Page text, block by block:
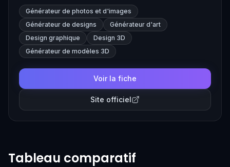
creative process for games.
Générateur de photos et d'images
Générateur de designs
Générateur d'art
Design graphique
Design 3D
Générateur de modèles 3D
Voir la fiche
Site officiel
Tableau comparatif